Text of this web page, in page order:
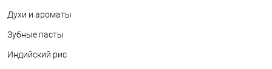
Духи и ароматы
Зубные пасты
Индийский рис